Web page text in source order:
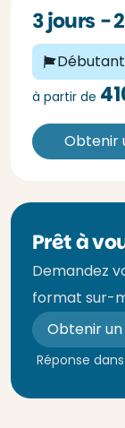
3 jours -
à partir de
Obtenir
Prêt à
Demandez
format sur-
Obtenir un
Réponse